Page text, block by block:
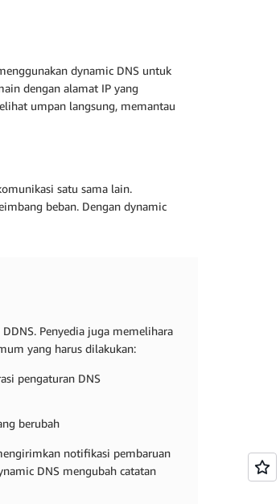
dynamic DNS untuk
dengan alamat IP yang
umpan langsung, memantau
satu sama lain.
beban. Dengan dynamic
Penyedia juga memelihara
yang harus dilakukan:
pengaturan DNS
berubah
notifikasi pembaruan
DNS mengubah catatan